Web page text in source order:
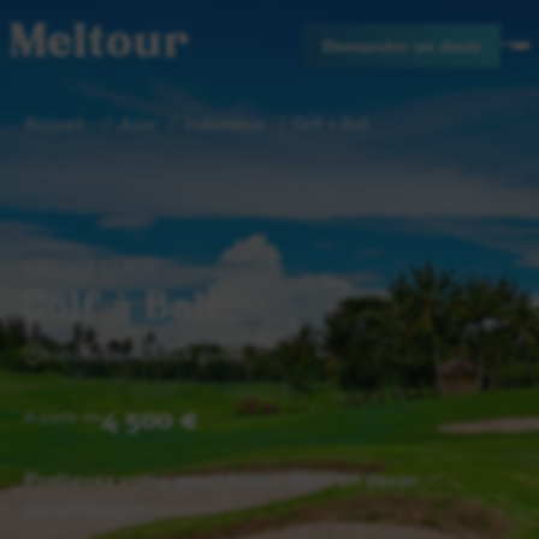
Meltour Demander un devis
Accueil Asie Indonésie Golf à Bali
Golf à Bali
Indonésie Circuit guidé
A partir de4 500 €
Pratiquez votre sport favori dans un décor